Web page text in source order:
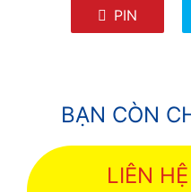
PIN
BẠN CÒN
LIÊN